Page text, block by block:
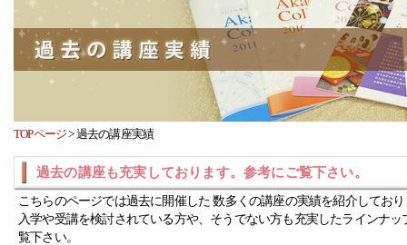
TOPページ>過去の講座実績
過去の講座も充実しております。参考にご覧下さい。
こちらのページでは過去に開催した 数多くの講座の実績を紹介してお
入学や受講を検討されている方や、そうでない方も充実したラインナッ
覧下さい。